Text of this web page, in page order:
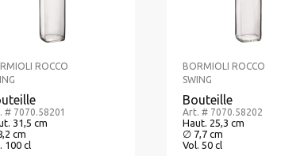
ROCCO
# 7070.58201
31,5 cm
cm
100 cl
BORMIOLI ROCCO
SWING
Bouteille
Art. # 7070.58202
Haut. 25,3 cm
∅ 7,7 cm
Vol. 50 cl